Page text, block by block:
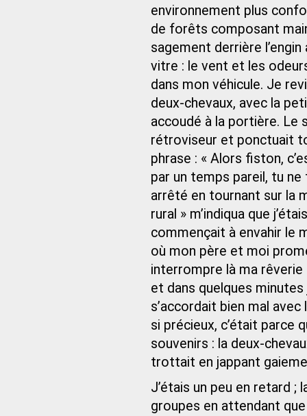
environnement plus
de forêts composant
sagement derrière
vitre : le vent et les
dans mon véhicule. Je
deux‑chevaux, avec la
accoudé à la portière. Le
rétroviseur et ponctuait
phrase : « Alors fiston,
par un temps pareil, tu ne
arrêté en tournant sur la
rural » m’indiqua que
commençait à envahir le
où mon père et moi
interrompre là ma rêverie
et dans quelques minutes
s’accordait bien mal
si précieux, c’était parce
souvenirs : la
trottait en jappant
J’étais un peu en retard
groupes en attendant